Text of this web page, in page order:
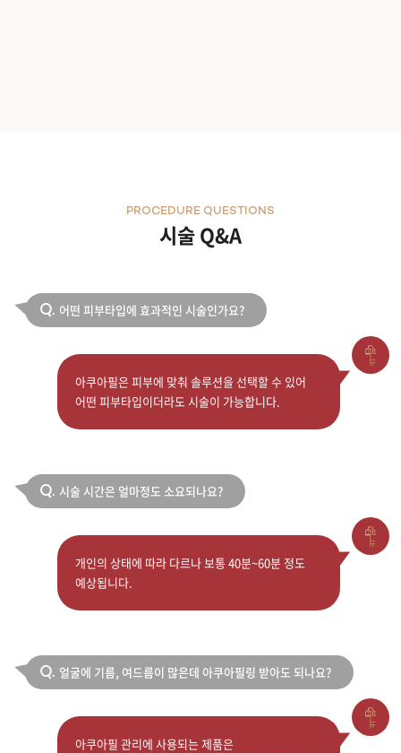
시술 Q&A
PROCEDURE QUESTIONS
Q. 어떤 피부타입에 효과적인 시술인가요?
아쿠아필은 피부에 맞춰 솔루션을 선택할 수 있어
어떤 피부타입이더라도 시술이 가능합니다.
Q. 시술 시간은 얼마정도 소요되나요?
개인의 상태에 따라 다르나 보통 40분~60분 정도
예상됩니다.
Q. 얼굴에 기름, 여드름이 많은데 아쿠아필링 받아도 되나요?
아쿠아필 관리에 사용되는 제품은